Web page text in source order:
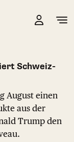
Schweiz-
August einen
aus der
Trump den